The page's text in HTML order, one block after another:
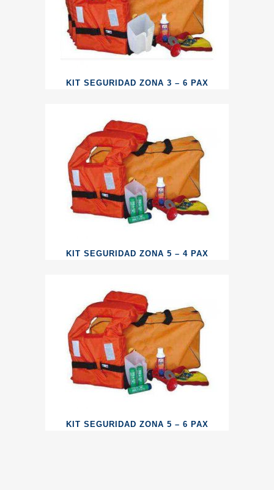
KIT SEGURIDAD ZONA 3 – 6 PAX
KIT SEGURIDAD ZONA 5 – 4 PAX
KIT SEGURIDAD ZONA 5 – 6 PAX